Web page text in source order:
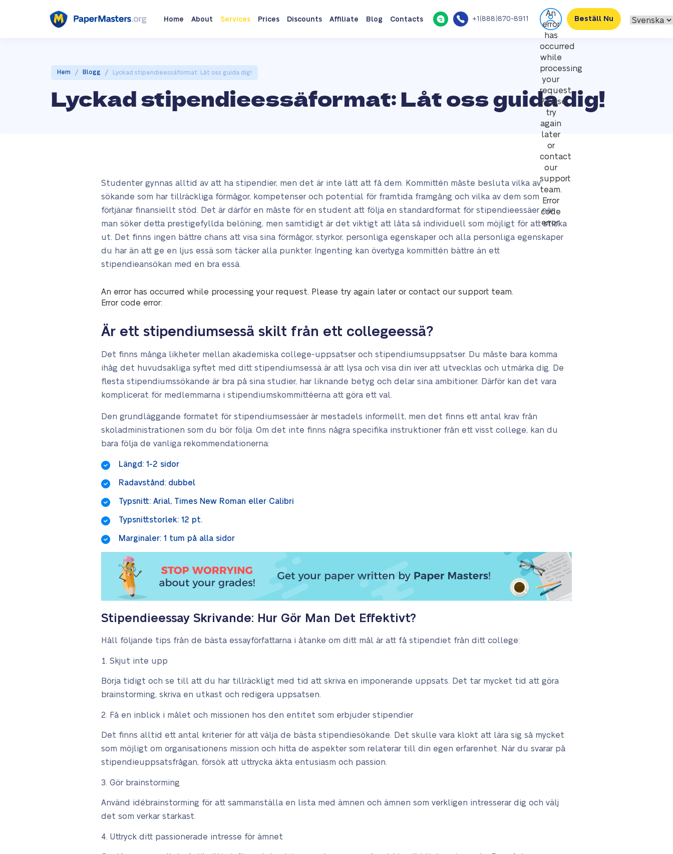
Home About Services Prices Discounts Affiliate Blog Contacts +1(888)870-8911
An
error
has
occurred
while
processing
your
request.
Please
try
again
later
or
contact
our
support
team.
Error
code
error:
Beställ Nu
Hem / Blogg / Lyckad stipendieessäformat: Låt oss guida dig!
Lyckad stipendieessäformat: Låt oss guida dig!
Studenter gynnas alltid av att ha stipendier, men det är inte lätt att få dem. Kommittén måste besluta vilka av
sökande som har tillräckliga förmågor, kompetenser och potential för framtida framgång och vilka av dem som
förtjänar finansiellt stöd. Det är därför en måste för en student att följa en standardformat för stipendieessäer när
man söker detta prestigefyllda belöning, men samtidigt är det viktigt att låta så individuell som möjligt för att sticka
ut. Det finns ingen bättre chans att visa sina förmågor, styrkor, personliga egenskaper och alla personliga egenskaper
du har än att ge en ljus essä som täcker alla punkter. Ingenting kan övertyga kommittén bättre än ett
stipendieansökan med en bra essä.
An error has occurred while processing your request. Please try again later or contact our support team.
Error code error:
Är ett stipendiumsessä skilt från ett collegeessä?
Det finns många likheter mellan akademiska college-uppsatser och stipendiumsuppsatser. Du måste bara komma
ihåg det huvudsakliga syftet med ditt stipendiumsessä är att lysa och visa din iver att utvecklas och utmärka dig. De
flesta stipendiumssökande är bra på sina studier, har liknande betyg och delar sina ambitioner. Därför kan det vara
komplicerat för medlemmarna i stipendiumskommittéerna att göra ett val.
Den grundläggande formatet för stipendiumsessäer är mestadels informellt, men det finns ett antal krav från
skoladministrationen som du bör följa. Om det inte finns några specifika instruktioner från ett visst college, kan du
bara följa de vanliga rekommendationerna:
Längd: 1-2 sidor
Radavstånd: dubbel
Typsnitt: Arial, Times New Roman eller Calibri
Typsnittstorlek: 12 pt.
Marginaler: 1 tum på alla sidor
Stipendieessay Skrivande: Hur Gör Man Det Effektivt?
Håll följande tips från de bästa essayförfattarna i åtanke om ditt mål är att få stipendiet från ditt college:
Skjut inte upp
Börja tidigt och se till att du har tillräckligt med tid att skriva en imponerande uppsats. Det tar mycket tid att göra
brainstorming, skriva en utkast och redigera uppsatsen.
Få en inblick i målet och missionen hos den entitet som erbjuder stipendier
Det finns alltid ett antal kriterier för att välja de bästa stipendiesökande. Det skulle vara klokt att lära sig så mycket
som möjligt om organisationens mission och hitta de aspekter som relaterar till din egen erfarenhet. När du svarar på
stipendieuppsatsfrågan, försök att uttrycka äkta entusiasm och passion.
Gör brainstorming
Använd idébrainstorming för att sammanställa en lista med ämnen och ämnen som verkligen intresserar dig och välj
det som verkar starkast.
Uttryck ditt passionerade intresse för ämnet